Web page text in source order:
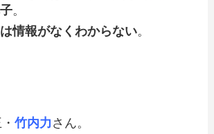
。
情報がなくわからない。
竹内力 さん。